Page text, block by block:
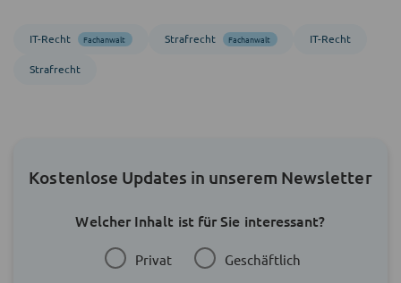
IT-Recht Fachanwalt Strafrecht Fachanwalt IT-Recht
Strafrecht
Kostenlose Updates in unserem Newsletter
Welcher Inhalt ist für Sie interessant?
Privat Geschäftlich